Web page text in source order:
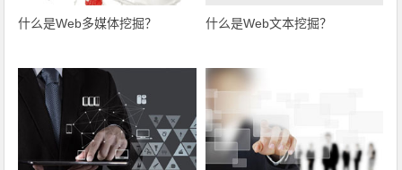
什么是Web多媒体挖掘？ 什么是Web文本挖掘？